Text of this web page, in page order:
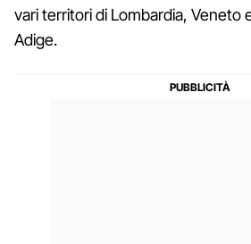
vari territori di Lombardia, Veneto
Adige.